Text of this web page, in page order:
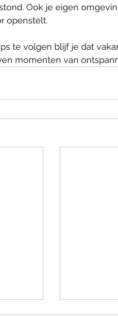
Ook je eigen
openstelt.
te volgen blijf je dat
momenten van